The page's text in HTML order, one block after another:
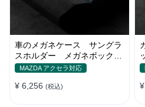
車のメガネケース サングラ
スホルダー メガネボック
ス 収納ポケット オシャレ
MAZDA アクセラ対応
¥ 6,256 (税込)